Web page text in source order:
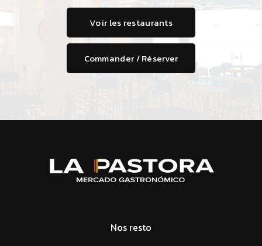
Voir les restaurants
Commander / Réserver
Nos resto